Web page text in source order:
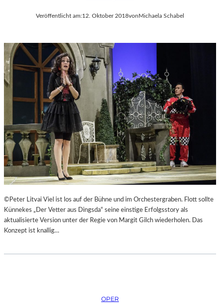
Veröffentlicht am:12. Oktober 2018von Michaela Schabel
©Peter Litvai Viel ist los auf der Bühne und im Orchestergraben. Flott sollte
Künnekes „Der Vetter aus Dingsda“ seine einstige Erfolgsstory als
aktualisierte Version unter der Regie von Margit Gilch wiederholen. Das
Konzept ist knallig…
OPER